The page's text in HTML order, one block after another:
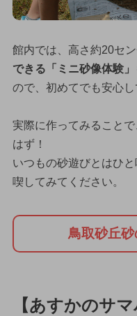
館内では、高さ約20セ
できる「ミニ砂像体験」
ので、初めてでも安心し
実際に作ってみること
はず！
いつもの砂遊びとはひ
喫してみてください。
鳥取砂丘砂
【あすかのサ